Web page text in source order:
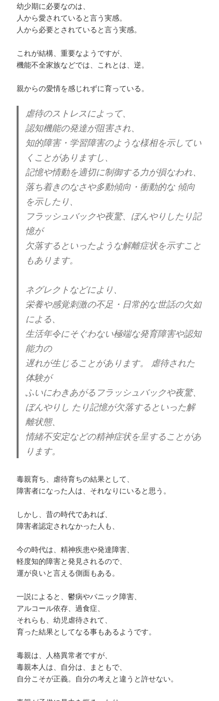
幼少期に必要なのは、
人から愛されていると言う実感。
人から必要とされていると言う実感。
これが結構、重要なようですが、
機能不全家族などでは、これとは、逆。
親からの愛情を感じれずに育っている。
虐待のストレスによって、
認知機能の発達が阻害され、
知的障害・学習障害のような様相を示してい
くことがありますし、
記憶や情動を適切に制御する力が損なわれ、
落ち着きのなさや多動傾向・衝動的な 傾向
を示したり、
フラッシュバックや夜驚、ぼんやりしたり記
憶が
欠落するといったような解離症状を示すこと
もあります。
ネグレクトなどにより、
栄養や感覚刺激の不足・日常的な世話の欠如
による、
生活年令にそぐわない極端な発育障害や認知
能力の
遅れが生じることがあります。 虐待された
体験が
ふいにわきあがるフラッシュバックや夜驚、
ぼんやりし たり記憶が欠落するといった解
離状態、
情緒不安定などの精神症状を呈することがあ
ります。
毒親育ち、虐待育ちの結果として、
障害者になった人は、それなりにいると思う。
しかし、昔の時代であれば、
障害者認定されなかった人も、
今の時代は、精神疾患や発達障害、
軽度知的障害と発見されるので、
運が良いと言える側面もある。
一説によると、鬱病やパニック障害、
アルコール依存、過食症、
それらも、幼児虐待されて、
育った結果としてなる事もあるようです。
毒親は、人格異常者ですが、
毒親本人は、自分は、まともで、
自分こそが正義。自分の考えと違うと許せない。